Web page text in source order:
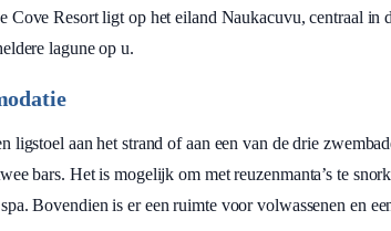
Cove Resort ligt op het eiland Naukacuvu, centraal
lagune op u.
ligstoel aan het strand of aan een van de drie
bars. Het is mogelijk om met reuzenmanta’s te
Bovendien is er een ruimte voor volwassenen en